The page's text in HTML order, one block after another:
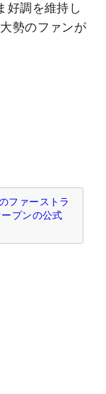
好調を維持し
勢のファンが
ファーストラ
プンの公式